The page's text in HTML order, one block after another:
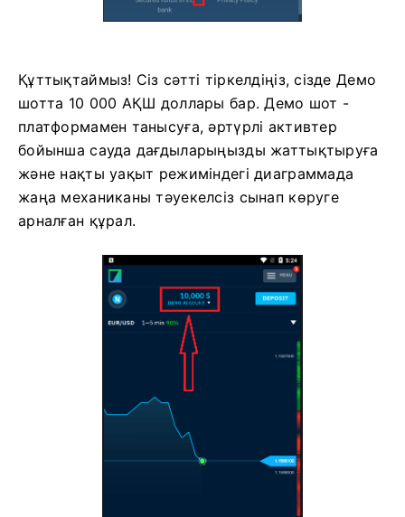
Құттықтаймыз! Сіз сәтті тіркелдіңіз, сізде Демо
шотта 10 000 АҚШ доллары бар. Демо шот -
платформамен танысуға, әртүрлі активтер
бойынша сауда дағдыларыңызды жаттықтыруға
және нақты уақыт режиміндегі диаграммада
жаңа механиканы тәуекелсіз сынап көруге
арналған құрал.